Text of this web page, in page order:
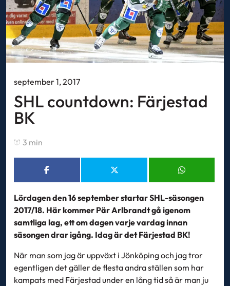
september 1, 2017
SHL countdown: Färjestad
BK
3 min
Lördagen den 16 september startar SHL-säsongen
2017/18. Här kommer Pär Arlbrandt gå igenom
samtliga lag, ett om dagen varje vardag innan
säsongen drar igång. Idag är det Färjestad BK!
När man som jag är uppväxt i Jönköping och jag tror
egentligen det gäller de flesta andra ställen som har
kampats med Färjestad under en lång tid så är man ju